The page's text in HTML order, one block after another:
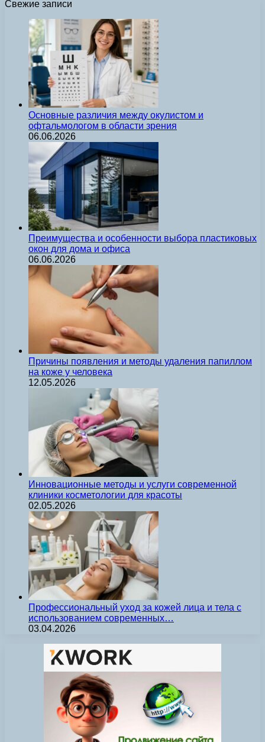
Свежие записи
Основные различия между окулистом и
офтальмологом в области зрения
06.06.2026
Преимущества и особенности выбора пластиковых
окон для дома и офиса
06.06.2026
Причины появления и методы удаления папиллом
на коже у человека
12.05.2026
Инновационные методы и услуги современной
клиники косметологии для красоты
02.05.2026
Профессиональный уход за кожей лица и тела с
использованием современных…
03.04.2026